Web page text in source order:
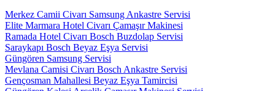
Merkez Camii Civarı Samsung Ankastre Servisi
Elite Marmara Hotel Civarı Çamaşır Makinesi
Ramada Hotel Civarı Bosch Buzdolap Servisi
Saraykapı Bosch Beyaz Eşya Servisi
Güngören Samsung Servisi
Mevlana Camisi Civarı Bosch Ankastre Servisi
Gençosman Mahallesi Beyaz Eşya Tamircisi